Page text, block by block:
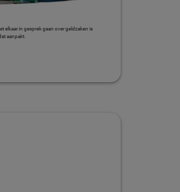
elkaar in gesprek gaan over geldzaken is
aanpakt.